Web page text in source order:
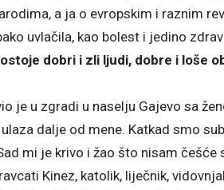
a ja o evropskim i raznim
uvlačila, kao bolest i jedino
dobri i zli ljudi, dobre i loše
je u zgradi u naselju Gajevo sa
dalje od mene. Katkad smo
mi je krivo i žao što nisam
Kinez, katolik, liječnik,